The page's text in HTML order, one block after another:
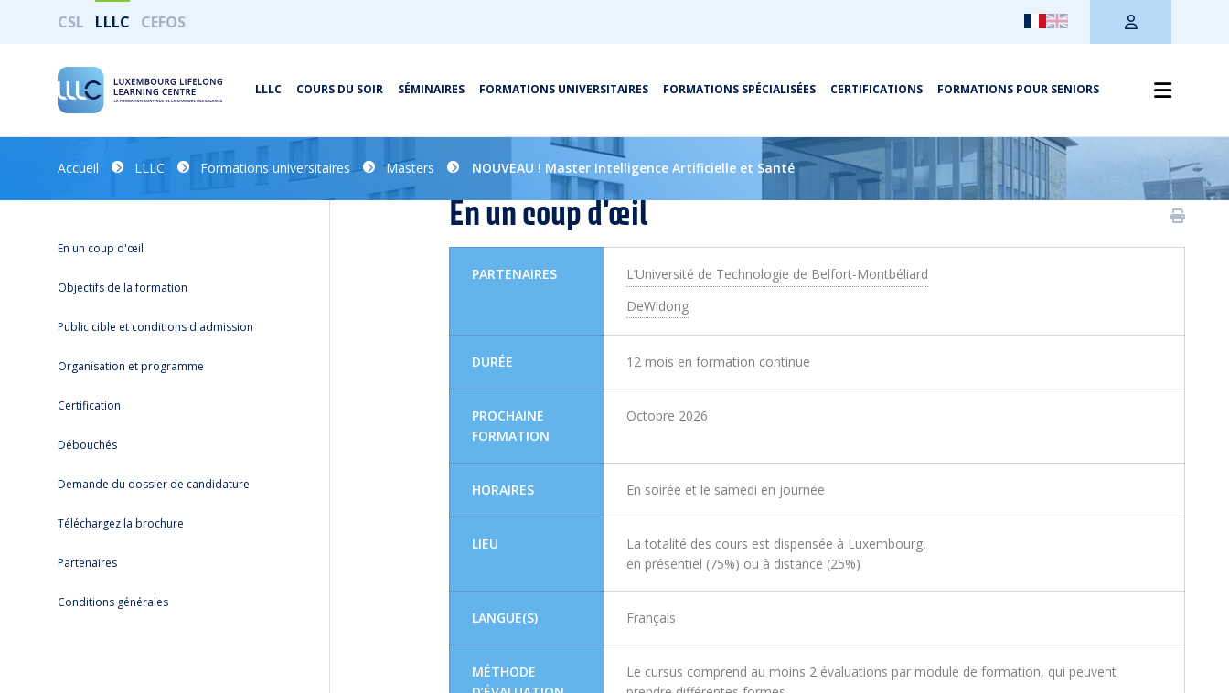
CSL LLLC CEFOS
LLLC COURS DU SOIR SÉMINAIRES FORMATIONS UNIVERSITAIRES FORMATIONS SPÉCIALISÉES CERTIFICATIONS FORMATIONS POUR SENIORS
Accueil LLLC Formations universitaires Masters NOUVEAU ! Master Intelligence Artificielle et Santé
En un coup d'œil
Objectifs de la formation
Public cible et conditions d'admission
Organisation et programme
Certification
Débouchés
Demande du dossier de candidature
Téléchargez la brochure
Partenaires
Conditions générales
Imprimer toute la page
En un coup d'œil
PARTENAIRES
L’Université de Technologie de Belfort-Montbéliard
DeWidong
DURÉE 12 mois en formation continue
PROCHAINE
FORMATION
Octobre 2026
HORAIRES En soirée et le samedi en journée
LIEU
La totalité des cours est dispensée à Luxembourg,
en présentiel (75%) ou à distance (25%)
LANGUE(S) Français
MÉTHODE
Le cursus comprend au moins 2 évaluations par module de formation, qui peuvent